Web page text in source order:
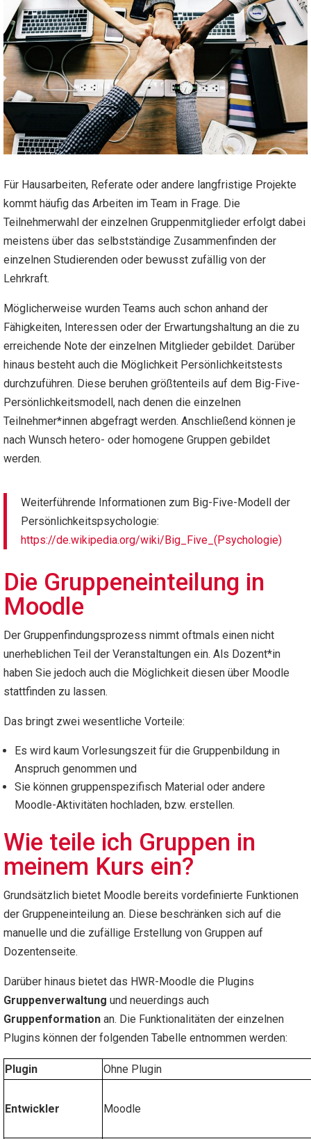
Für Hausarbeiten, Referate oder andere langfristige Projekte
kommt häufig das Arbeiten im Team in Frage. Die
Teilnehmerwahl der einzelnen Gruppenmitglieder erfolgt dabei
meistens über das selbstständige Zusammenfinden der
einzelnen Studierenden oder bewusst zufällig von der
Lehrkraft.
Möglicherweise wurden Teams auch schon anhand der
Fähigkeiten, Interessen oder der Erwartungshaltung an die zu
erreichende Note der einzelnen Mitglieder gebildet. Darüber
hinaus besteht auch die Möglichkeit Persönlichkeitstests
durchzuführen. Diese beruhen größtenteils auf dem Big-Five-
Persönlichkeitsmodell, nach denen die einzelnen
Teilnehmer*innen abgefragt werden. Anschließend können je
nach Wunsch hetero- oder homogene Gruppen gebildet
werden.
Weiterführende Informationen zum Big-Five-Modell der
Persönlichkeitspsychologie:
https://de.wikipedia.org/wiki/Big_Five_(Psychologie)
Die Gruppeneinteilung in
Moodle
Der Gruppenfindungsprozess nimmt oftmals einen nicht
unerheblichen Teil der Veranstaltungen ein. Als Dozent*in
haben Sie jedoch auch die Möglichkeit diesen über Moodle
stattfinden zu lassen.
Das bringt zwei wesentliche Vorteile:
Es wird kaum Vorlesungszeit für die Gruppenbildung in
Anspruch genommen und
Sie können gruppenspezifisch Material oder andere
Moodle-Aktivitäten hochladen, bzw. erstellen.
Wie teile ich Gruppen in
meinem Kurs ein?
Grundsätzlich bietet Moodle bereits vordefinierte Funktionen
der Gruppeneinteilung an. Diese beschränken sich auf die
manuelle und die zufällige Erstellung von Gruppen auf
Dozentenseite.
Darüber hinaus bietet das HWR-Moodle die Plugins
Gruppenverwaltung und neuerdings auch
Gruppenformation an. Die Funktionalitäten der einzelnen
Plugins können der folgenden Tabelle entnommen werden:
Plugin Ohne Plugin
Entwickler Moodle